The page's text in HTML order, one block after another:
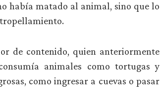
había matado al animal, sino que lo
de contenido, quien anteriormente
animales como tortugas y
como ingresar a cuevas o pasar